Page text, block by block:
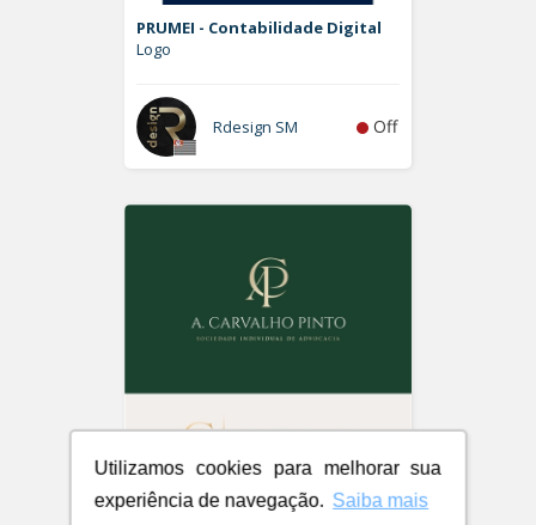
Utilizamos cookies para melhorar sua
experiência de navegação. Saiba mais
PRUMEI - Contabilidade Digital
Logo
Rdesign SM Off
A. Carvalho Pinto Sociedade